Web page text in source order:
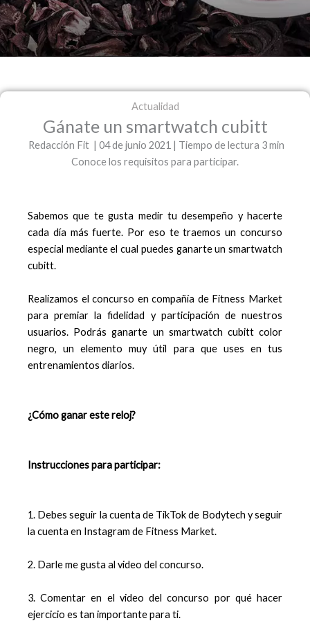
Actualidad
Gánate un smartwatch cubitt
Redacción Fit | 04 de junio 2021 | Tiempo de lectura 3 min
Conoce los requisitos para participar.
Sabemos que te gusta medir tu desempeño y hacerte
cada día más fuerte. Por eso te traemos un concurso
especial mediante el cual puedes ganarte un smartwatch
cubitt.
Realizamos el concurso en compañía de Fitness Market
para premiar la fidelidad y participación de nuestros
usuarios. Podrás ganarte un smartwatch cubitt color
negro, un elemento muy útil para que uses en tus
entrenamientos diarios.
¿Cómo ganar este reloj?
Instrucciones para participar:
1. Debes seguir la cuenta de TikTok de Bodytech y seguir
la cuenta en Instagram de Fitness Market.
2. Darle me gusta al video del concurso.
3. Comentar en el video del concurso por qué hacer
ejercicio es tan importante para ti.